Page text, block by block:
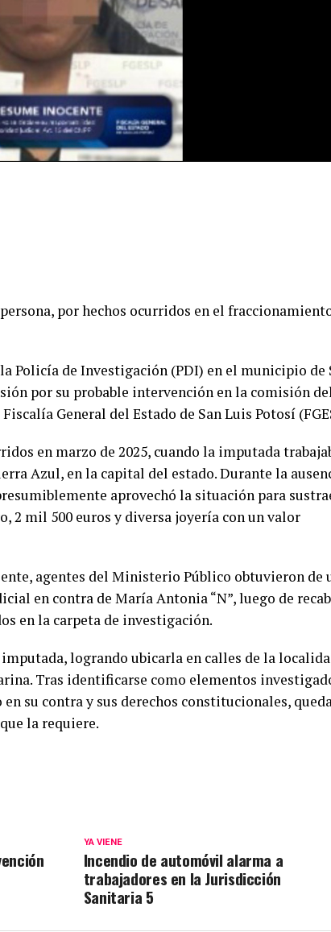
por hechos ocurridos en el
Policía de Investigación (PDI) en el municipio de
por su probable intervención en la comisión
General del Estado de San Luis Potosí
en marzo de 2025, cuando la imputada
Azul, en la capital del estado. Durante la
aprovechó la situación para
2 mil 500 euros y diversa joyería con un valor
agentes del Ministerio Público obtuvieron de
en contra de María Antonia “N”, luego de
en la carpeta de investigación.
logrando ubicarla en calles de la
Tras identificarse como elementos
su contra y sus derechos constitucionales,
la requiere.
YA VIENE
Incendio de automóvil alarma a
trabajadores en la Jurisdicción
Sanitaria 5